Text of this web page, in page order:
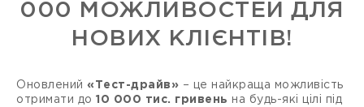
000 МОЖЛИВОСТЕЙ ДЛЯ
НОВИХ КЛІЄНТІВ!
Оновлений «Тест-драйв» – це найкраща можливість
отримати до 10 000 тис. гривень на будь-які цілі під